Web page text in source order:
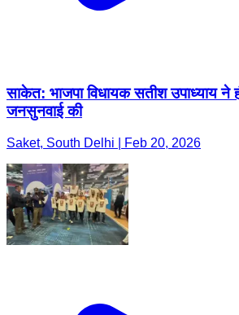
साकेत: भाजपा विधायक सतीश उपाध्याय ने
जनसुनवाई की
Saket, South Delhi | Feb 20, 2026